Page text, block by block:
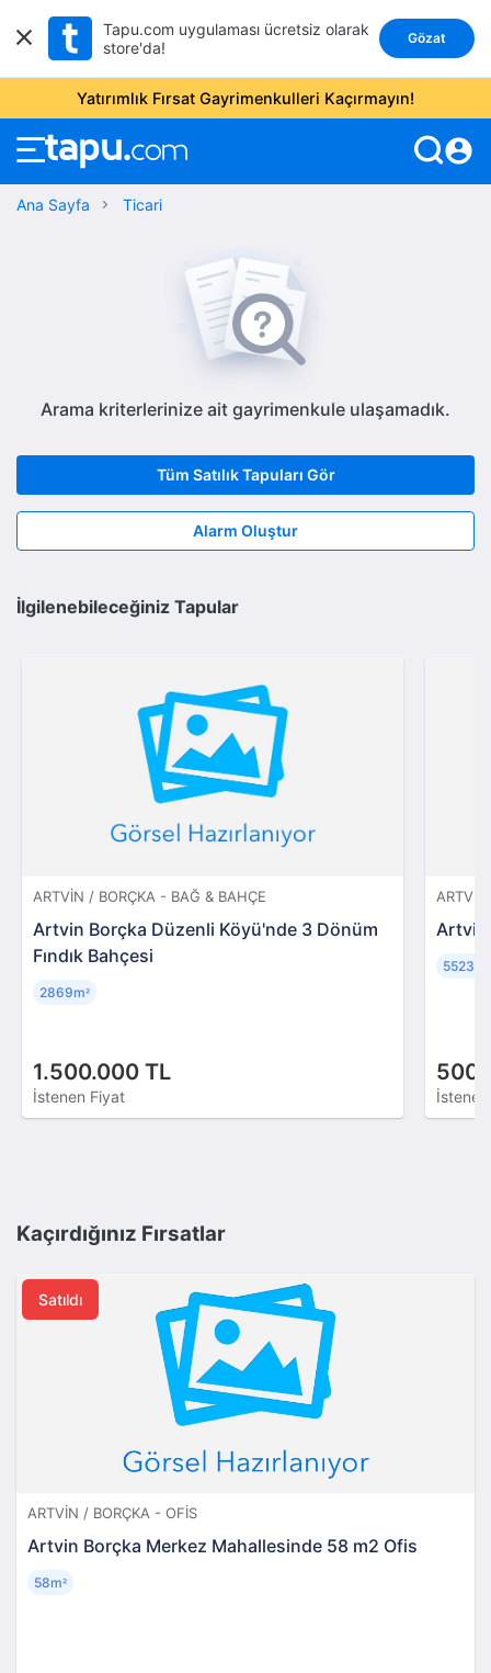
Tapu.com uygulaması ücretsiz olarak
store'da!
Gözat
Yatırımlık Fırsat Gayrimenkulleri Kaçırmayın!
account_circle
Ana Sayfa Ticari
Arama kriterlerinize ait gayrimenkule ulaşamadık.
Tüm Satılık Tapuları Gör
Alarm Oluştur
İlgilenebileceğiniz Tapular
ARTVIN / BORÇKA - BAĞ & BAHÇE
Artvin Borçka Düzenli Köyü'nde 3 Dönüm
Fındık Bahçesi
1.500.000 TL
İstenen Fiyat
2869m²
Artvin
5523m
Kaçırdığınız Fırsatlar
Satıldı
ARTVIN / BORÇKA - OFIS
Artvin Borçka Merkez Mahallesinde 58 m2 Ofis
58m²